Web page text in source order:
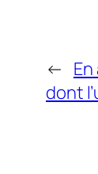
←
dont